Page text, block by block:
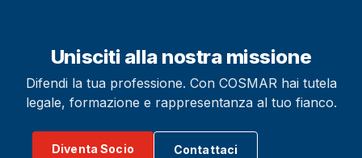
Unisciti alla nostra missione
Difendi la tua professione. Con COSMAR hai tutela
legale, formazione e rappresentanza al tuo fianco.
Diventa Socio Contattaci